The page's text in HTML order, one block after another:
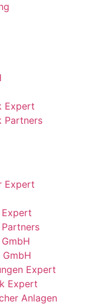
Expert
Partners
Expert
Expert
Expert
Anlagen